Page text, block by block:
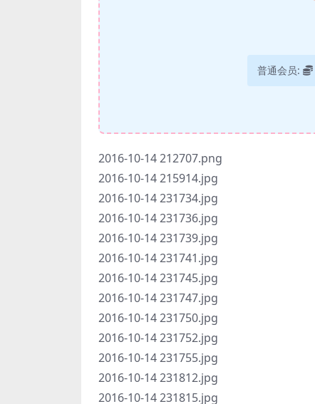
普通会员:
2016-10-14 212707.png
2016-10-14 215914.jpg
2016-10-14 231734.jpg
2016-10-14 231736.jpg
2016-10-14 231739.jpg
2016-10-14 231741.jpg
2016-10-14 231745.jpg
2016-10-14 231747.jpg
2016-10-14 231750.jpg
2016-10-14 231752.jpg
2016-10-14 231755.jpg
2016-10-14 231812.jpg
2016-10-14 231815.jpg